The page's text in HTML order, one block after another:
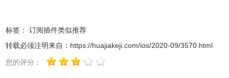
标签：
订阅插件类似推荐
转载必须注明来自： https://huajiakeji.com/ios/2020-09/3570.html
您的评分：